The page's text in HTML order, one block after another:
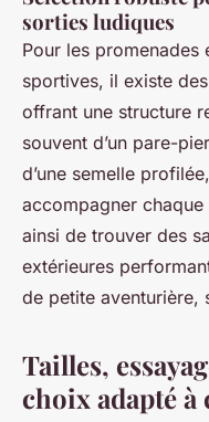
sorties ludiques
Pour les
sportives, il existe
offrant une structure
souvent d’un pare-
d’une semelle
accompagner
ainsi de trouver des
extérieures
de petite aventurière,
Tailles,
choix adapté